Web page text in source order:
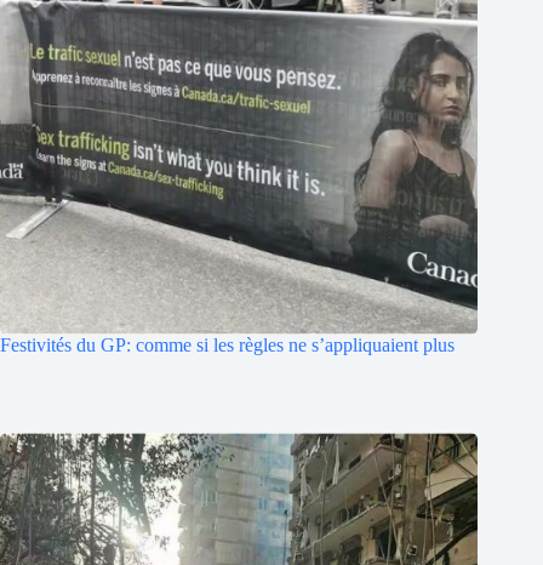
Festivités du GP: comme si les règles ne s’appliquaient plus